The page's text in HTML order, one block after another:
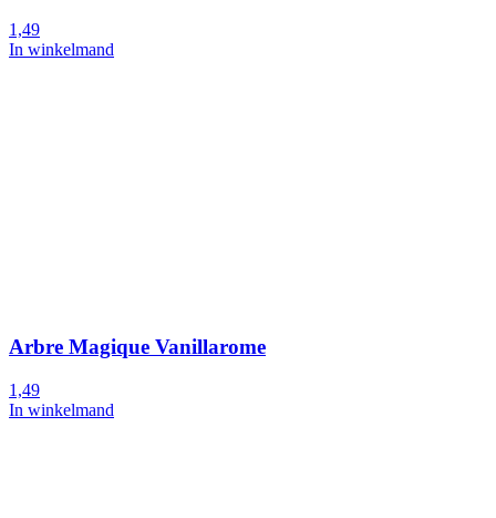
1,49
In winkelmand
Arbre Magique Vanillarome
1,49
In winkelmand